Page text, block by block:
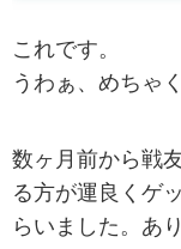
これです。
うわぁ、めちゃ
数ヶ月前から戦
る方が運良くゲ
らいました。あ